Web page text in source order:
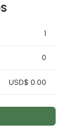
1
0
USD$ 0.00